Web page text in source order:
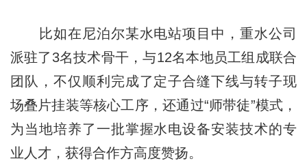
比如在尼泊尔某水电站项目中，重水公司
派驻了3名技术骨干，与12名本地员工组成联合
团队，不仅顺利完成了定子合缝下线与转子现
场叠片挂装等核心工序，还通过“师带徒”模式，
为当地培养了一批掌握水电设备安装技术的专
业人才，获得合作方高度赞扬。